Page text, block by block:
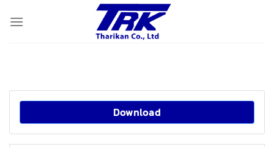
Download